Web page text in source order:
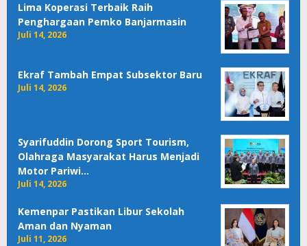
Lima Koperasi Terbaik Raih
Penghargaan Pemko Banjarmasin
Juli 14, 2026
Ekraf Tambah Empat Subsektor Baru
Juli 14, 2026
Syarifuddin Dorong Sport Tourism,
Olahraga Masyarakat Harus Menjadi
Motor Pariwi…
Juli 14, 2026
Kemenpar Pastikan Libur Sekolah
Aman dan Nyaman
Juli 11, 2026